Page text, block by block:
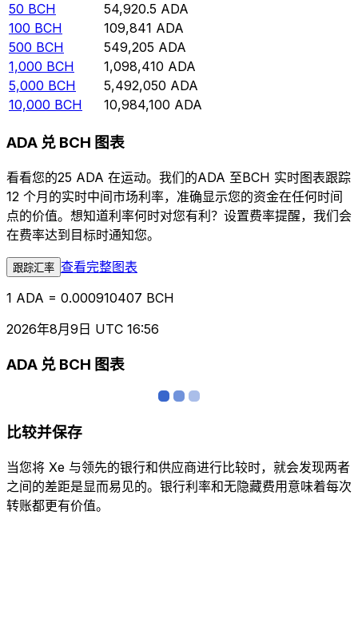
50 BCH 54,920.5 ADA
100 BCH 109,841 ADA
500 BCH 549,205 ADA
1,000 BCH 1,098,410 ADA
5,000 BCH 5,492,050 ADA
10,000 BCH 10,984,100 ADA
ADA 兑 BCH 图表
看看您的25 ADA 在运动。我们的ADA 至BCH 实时图表跟踪
12 个月的实时中间市场利率，准确显示您的资金在任何时间
点的价值。想知道利率何时对您有利？设置费率提醒，我们会
在费率达到目标时通知您。
跟踪汇率 查看完整图表
1 ADA = 0.000910407 BCH
2026年8月9日 UTC 16:56
ADA 兑 BCH 图表
比较并保存
当您将 Xe 与领先的银行和供应商进行比较时，就会发现两者
之间的差距是显而易见的。银行利率和无隐藏费用意味着每次
转账都更有价值。